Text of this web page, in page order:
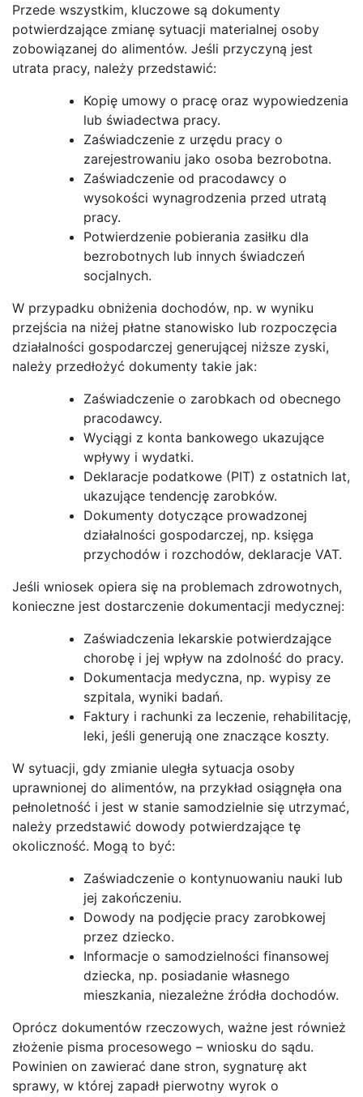
Przede wszystkim, kluczowe są dokumenty
potwierdzające zmianę sytuacji materialnej osoby
zobowiązanej do alimentów. Jeśli przyczyną jest
utrata pracy, należy przedstawić:
Kopię umowy o pracę oraz wypowiedzenia
lub świadectwa pracy.
Zaświadczenie z urzędu pracy o
zarejestrowaniu jako osoba bezrobotna.
Zaświadczenie od pracodawcy o
wysokości wynagrodzenia przed utratą
pracy.
Potwierdzenie pobierania zasiłku dla
bezrobotnych lub innych świadczeń
socjalnych.
W przypadku obniżenia dochodów, np. w wyniku
przejścia na niżej płatne stanowisko lub rozpoczęcia
działalności gospodarczej generującej niższe zyski,
należy przedłożyć dokumenty takie jak:
Zaświadczenie o zarobkach od obecnego
pracodawcy.
Wyciągi z konta bankowego ukazujące
wpływy i wydatki.
Deklaracje podatkowe (PIT) z ostatnich lat,
ukazujące tendencję zarobków.
Dokumenty dotyczące prowadzonej
działalności gospodarczej, np. księga
przychodów i rozchodów, deklaracje VAT.
Jeśli wniosek opiera się na problemach zdrowotnych,
konieczne jest dostarczenie dokumentacji medycznej:
Zaświadczenia lekarskie potwierdzające
chorobę i jej wpływ na zdolność do pracy.
Dokumentacja medyczna, np. wypisy ze
szpitala, wyniki badań.
Faktury i rachunki za leczenie, rehabilitację,
leki, jeśli generują one znaczące koszty.
W sytuacji, gdy zmianie uległa sytuacja osoby
uprawnionej do alimentów, na przykład osiągnęła ona
pełnoletność i jest w stanie samodzielnie się utrzymać,
należy przedstawić dowody potwierdzające tę
okoliczność. Mogą to być:
Zaświadczenie o kontynuowaniu nauki lub
jej zakończeniu.
Dowody na podjęcie pracy zarobkowej
przez dziecko.
Informacje o samodzielności finansowej
dziecka, np. posiadanie własnego
mieszkania, niezależne źródła dochodów.
Oprócz dokumentów rzeczowych, ważne jest również
złożenie pisma procesowego – wniosku do sądu.
Powinien on zawierać dane stron, sygnaturę akt
sprawy, w której zapadł pierwotny wyrok o